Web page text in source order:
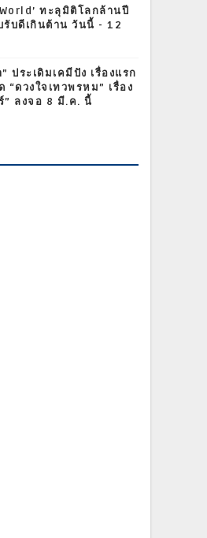
ทะลุมิติโลกล้านปี
รับดีเกินต้าน วันนี้ - 12
ประเดิมเคมีปัง เรื่องแรก
“ดวงใจเทวพรหม” เรื่อง
” ลงจอ 8 มี.ค. นี้